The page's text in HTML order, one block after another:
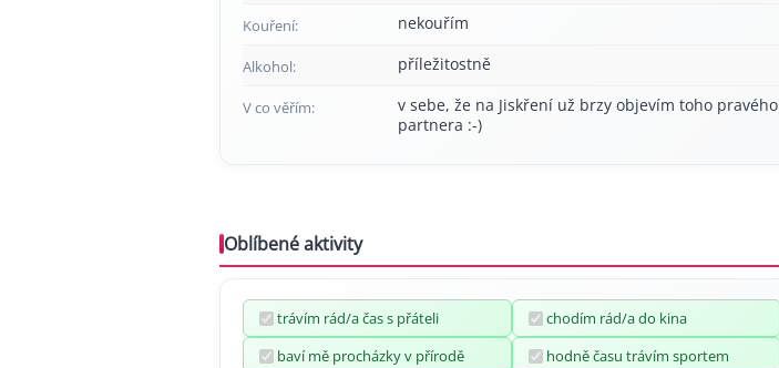
Kouření: nekouřím
Alkohol: příležitostně
V co věřím:
v sebe, že na Jiskření už brzy objevím toho pravého
partnera :-)
Oblíbené aktivity
trávím rád/a čas s přáteli
chodím rád/a do kina
baví mě procházky v přírodě
hodně času trávím sportem